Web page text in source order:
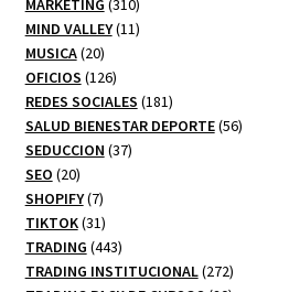
MARKETING 310
productos
MIND VALLEY 1111
MUSICA 2020
productos
OFICIOS 126126
productos
REDES SOCIALES 181181
productos
SALUD BIENESTAR DEPORTE 5656
SEDUCCION 3737
SEO 2020
productos
SHOPIFY 77
productos
TIKTOK 3131
productos
TRADING 443443
productos
TRADING INSTITUCIONAL 272272